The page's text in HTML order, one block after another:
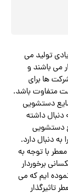
تولید می
می باشند و
ها برای
متفاوت باشد.
دستشویی
داشته
دستشویی
دنبال دارد.
با توجه به
برخوردار
ایم که می
تاثیرگذار